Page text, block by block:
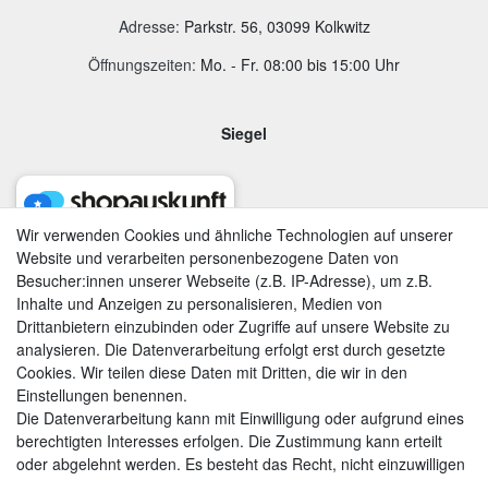
Adresse: Parkstr. 56, 03099 Kolkwitz
Öffnungszeiten: Mo. - Fr. 08:00 bis 15:00 Uhr
Siegel
AGB|Widerrufsrecht|Datenschutzerklärung|Impressum
Wir verwenden Cookies und ähnliche Technologien auf unserer
Website und verarbeiten personenbezogene Daten von
Besucher:innen unserer Webseite (z.B. IP-Adresse), um z.B.
Inhalte und Anzeigen zu personalisieren, Medien von
Drittanbietern einzubinden oder Zugriffe auf unsere Website zu
analysieren. Die Datenverarbeitung erfolgt erst durch gesetzte
Cookies. Wir teilen diese Daten mit Dritten, die wir in den
Einstellungen benennen.
Die Datenverarbeitung kann mit Einwilligung oder aufgrund eines
berechtigten Interesses erfolgen. Die Zustimmung kann erteilt
oder abgelehnt werden. Es besteht das Recht, nicht einzuwilligen